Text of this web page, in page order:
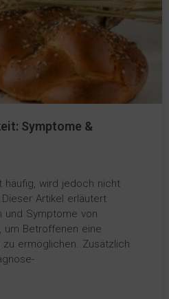
Symptome &
häufig, wird jedoch nicht
Artikel erläutert
und Symptome von
um Betroffenen eine
ermöglichen. Zusätzlich